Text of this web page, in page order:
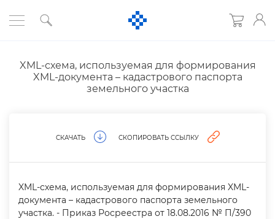
XML-схема, используемая для формирования
XML-документа – кадастрового паспорта
земельного участка
СКАЧАТЬ СКОПИРОВАТЬ ССЫЛКУ
XML-схема, используемая для формирования XML-
документа – кадастрового паспорта земельного
участка. - Приказ Росреестра от 18.08.2016 № П/390